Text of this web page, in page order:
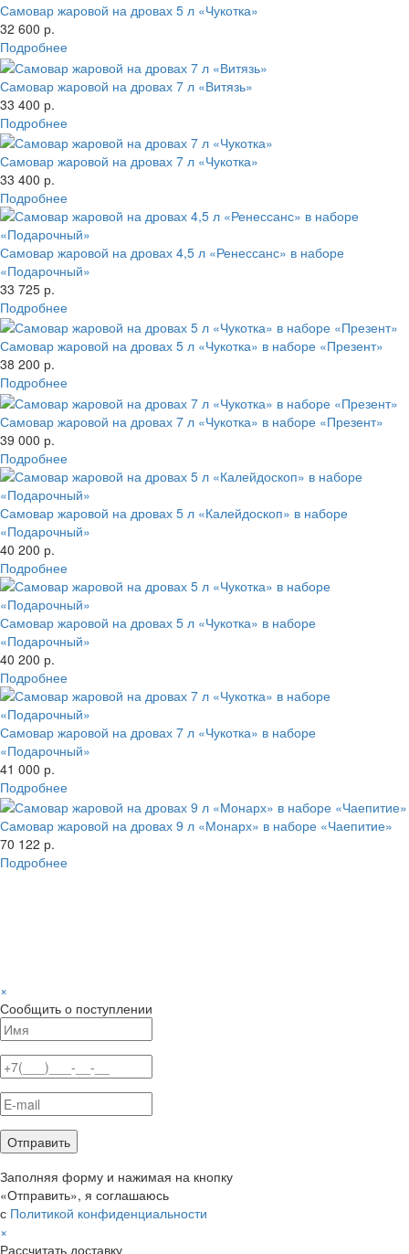
Самовар жаровой на дровах 5 л «Чукотка»
32 600 р.
Подробнее
Самовар жаровой на дровах 7 л «Витязь»
33 400 р.
Подробнее
Самовар жаровой на дровах 7 л «Чукотка»
33 400 р.
Подробнее
Самовар жаровой на дровах 4,5 л «Ренессанс» в наборе
«Подарочный»
33 725 р.
Подробнее
Самовар жаровой на дровах 5 л «Чукотка» в наборе «Презент»
38 200 р.
Подробнее
Самовар жаровой на дровах 7 л «Чукотка» в наборе «Презент»
39 000 р.
Подробнее
Самовар жаровой на дровах 5 л «Калейдоскоп» в наборе
«Подарочный»
40 200 р.
Подробнее
Самовар жаровой на дровах 5 л «Чукотка» в наборе
«Подарочный»
40 200 р.
Подробнее
Самовар жаровой на дровах 7 л «Чукотка» в наборе
«Подарочный»
41 000 р.
Подробнее
Самовар жаровой на дровах 9 л «Монарх» в наборе «Чаепитие»
70 122 р.
Подробнее
×
Сообщить о поступлении
Заполняя форму и нажимая на кнопку
«Отправить», я соглашаюсь
с Политикой конфиденциальности
×
Рассчитать доставку